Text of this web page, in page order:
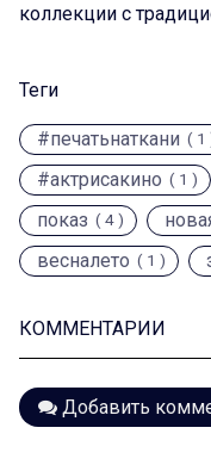
коллекции с
Теги
#печатьнаткани ( 1
#актрисакино ( 1 )
показ ( 4 )
весналето ( 1 )
КОММЕНТАРИИ
Добавить